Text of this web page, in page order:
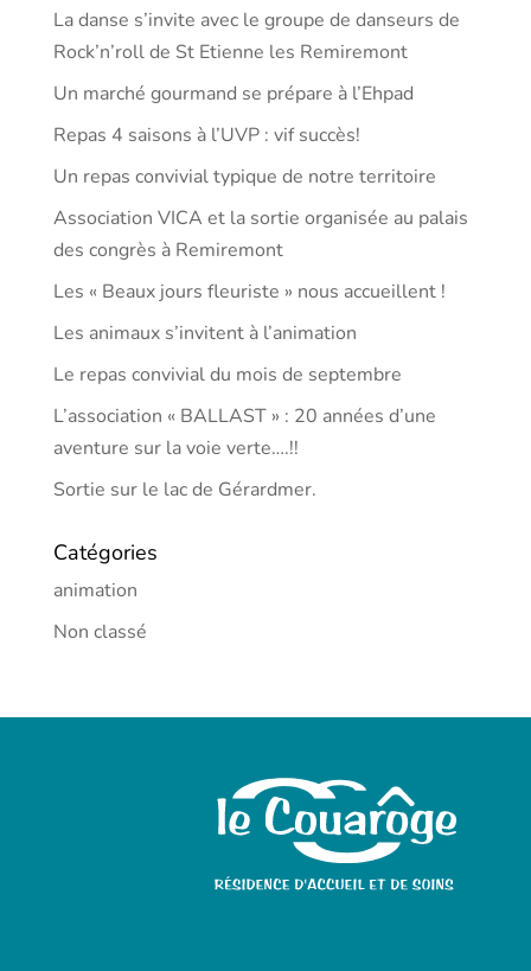
La danse s’invite avec le groupe de danseurs de
Rock’n’roll de St Etienne les Remiremont
Un marché gourmand se prépare à l’Ehpad
Repas 4 saisons à l’UVP : vif succès!
Un repas convivial typique de notre territoire
Association VICA et la sortie organisée au palais
des congrès à Remiremont
Les « Beaux jours fleuriste » nous accueillent !
Les animaux s’invitent à l’animation
Le repas convivial du mois de septembre
L’association « BALLAST » : 20 années d’une
aventure sur la voie verte….!!
Sortie sur le lac de Gérardmer.
Catégories
animation
Non classé